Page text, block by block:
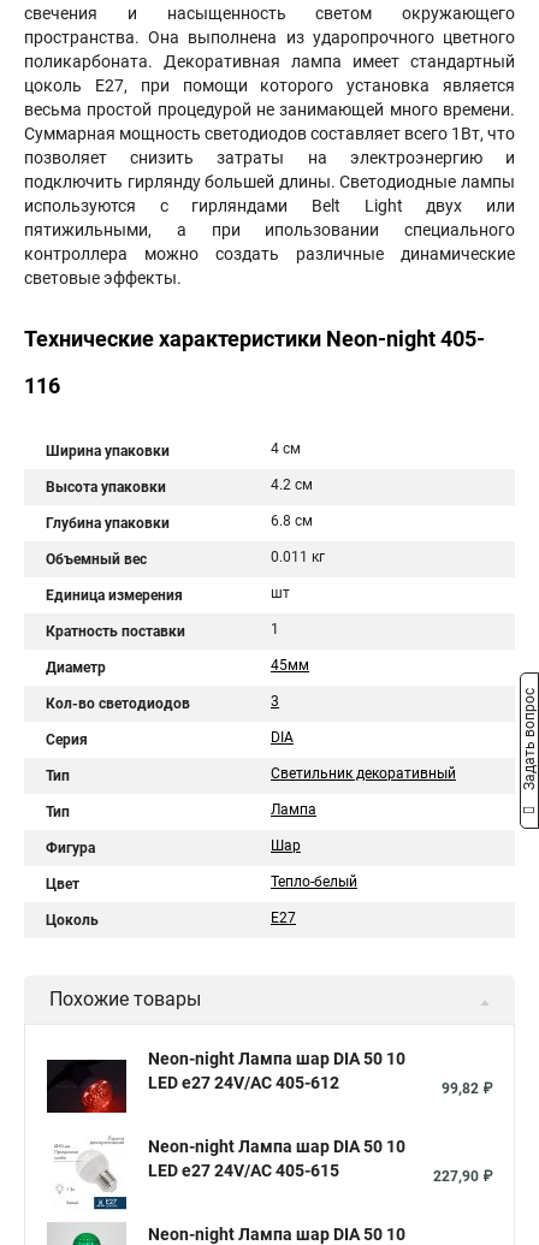
свечения и насыщенность светом окружающего
пространства. Она выполнена из ударопрочного цветного
поликарбоната. Декоративная лампа имеет стандартный
цоколь Е27, при помощи которого установка является
весьма простой процедурой не занимающей много времени.
Суммарная мощность светодиодов составляет всего 1Вт, что
позволяет снизить затраты на электроэнергию и
подключить гирлянду большей длины. Светодиодные лампы
используются с гирляндами Belt Light двух или
пятижильными, а при ипользовании специального
контроллера можно создать различные динамические
световые эффекты.
Технические характеристики Neon-night 405-
116
Ширина упаковки 4 см
Высота упаковки 4.2 см
Глубина упаковки 6.8 см
Объемный вес 0.011 кг
Единица измерения шт
Кратность поставки 1
Диаметр 45мм
Кол-во светодиодов 3
Серия DIA
Тип Светильник декоративный
Тип Лампа
Фигура Шар
Цвет Тепло-белый
Цоколь E27
Похожие товары
Neon-night Лампа шар DIA 50 10
LED е27 24V/AC 405-612
99,82 ₽
Neon-night Лампа шар DIA 50 10
LED е27 24V/AC 405-615
227,90 ₽
Neon-night Лампа шар DIA 50 10
Задать вопрос